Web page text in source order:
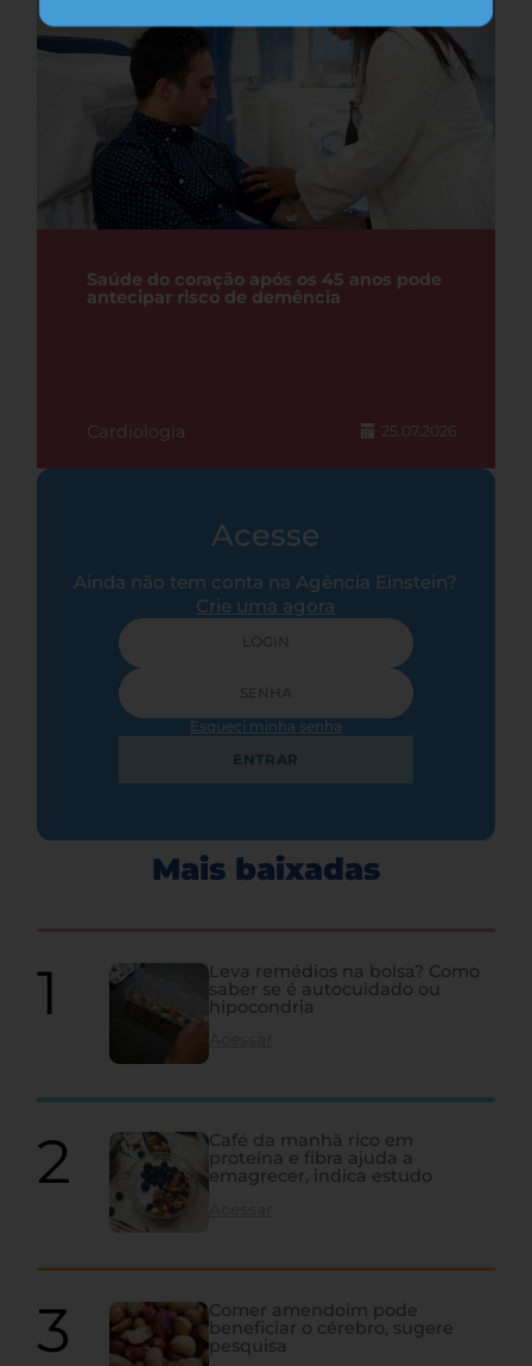
Saúde do coração após os 45 anos pode
antecipar risco de demência
Cardiologia 25.07.2026
Acesse
Ainda não tem conta na Agência Einstein?
Crie uma agora
Esqueci minha senha
ENTRAR
Mais baixadas
Leva remédios na bolsa? Como
saber se é autocuidado ou
hipocondria
Café da manhã rico em
proteína e fibra ajuda a
emagrecer, indica estudo
Comer amendoim pode
beneficiar o cérebro, sugere
pesquisa